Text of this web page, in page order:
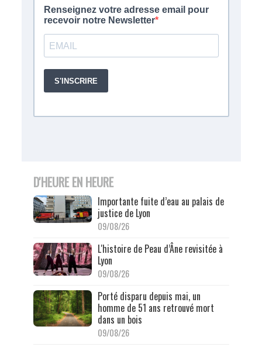
D'HEURE EN HEURE
Importante fuite d’eau au palais de
justice de Lyon
09/08/26
L'histoire de Peau d’Âne revisitée à
Lyon
09/08/26
Porté disparu depuis mai, un
homme de 51 ans retrouvé mort
dans un bois
09/08/26